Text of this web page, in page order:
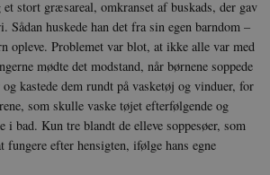
stort græsareal, omkranset af buskads, der gav
Sådan huskede han det fra sin egen barndom –
opleve. Problemet var blot, at ikke alle var med
mødte det modstand, når børnene soppede
kastede dem rundt på vasketøj og vinduer, for
som skulle vaske tøjet efterfølgende og
i bad. Kun tre blandt de elleve soppesøer, som
efter hensigten, ifølge hans egne